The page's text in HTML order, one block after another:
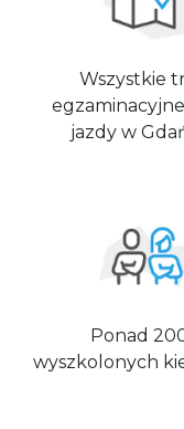
Wszystkie
jazdy w
Ponad
wyszkolonych